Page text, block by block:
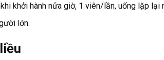
khởi hành nửa giờ, 1 viên/lần, uống lặp lại
lớn.